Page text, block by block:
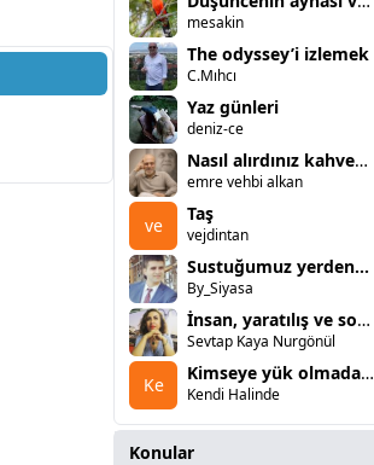
mesakin
The odyssey’i izlemek
C.Mıhcı
Yaz günleri
deniz-ce
Nasıl alırdınız kahvenizi?
emre vehbi alkan
ve
Taş
vejdintan
Sustuğumuz yerden...
By_Siyasa
İnsan, yaratılış ve sorumluluk
Sevtap Kaya Nurgönül
Ke
Kimseye yük olmadan gitmek (vedam)
Kendi Halinde
Konular